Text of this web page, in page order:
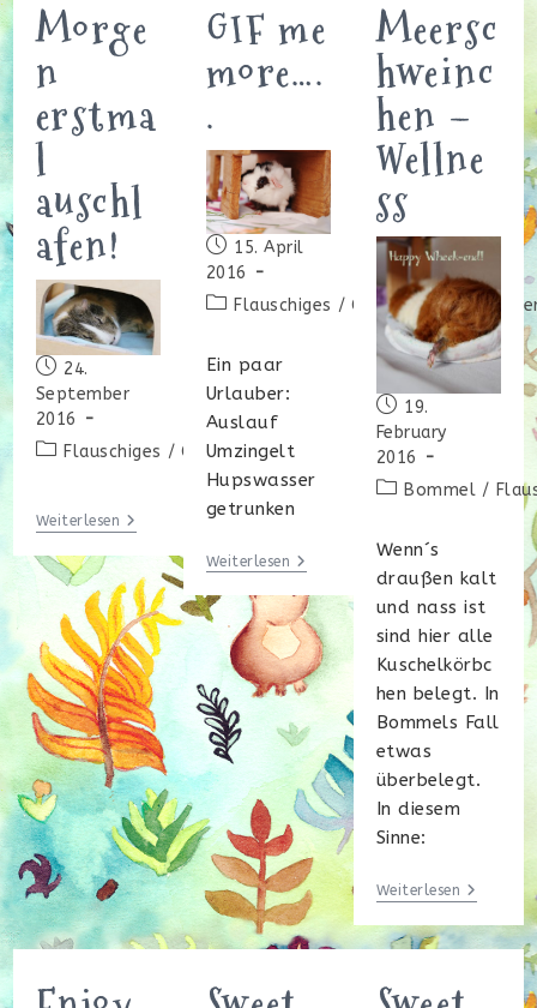
Weihnachten?
Morge
n
erstma
l
auschl
afen!
Beitrag
veröffentlicht:
24.
September
2016
Beitrags-
Flauschiges / Gif / Smilla
Weiterlesen Morgen
Erstmal
Auschlafen!
GIF me
more….
.
Beitrag
veröffentlicht:
15. April
2016
Beitrags-
Flauschiges / Gif / Pflegetiere /
Ein paar
Urlauber:
Auslauf
Umzingelt
Hupswasser
getrunken
Weiterlesen GIF
More…..
Meersc
hweinc
hen –
Wellne
ss
Beitrag
veröffentlicht:
19.
February
2016
Beitrags-
Bommel /
Wenn´s
draußen kalt
und nass ist
sind hier alle
Kuschelkörbc
hen belegt. In
Bommels Fall
etwas
überbelegt.
In diesem
Sinne:
Weiterlesen
–
Wellness